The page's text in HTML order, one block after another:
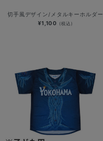
切手風デザイン/メタルキーホルダー
¥1,100 (税込)